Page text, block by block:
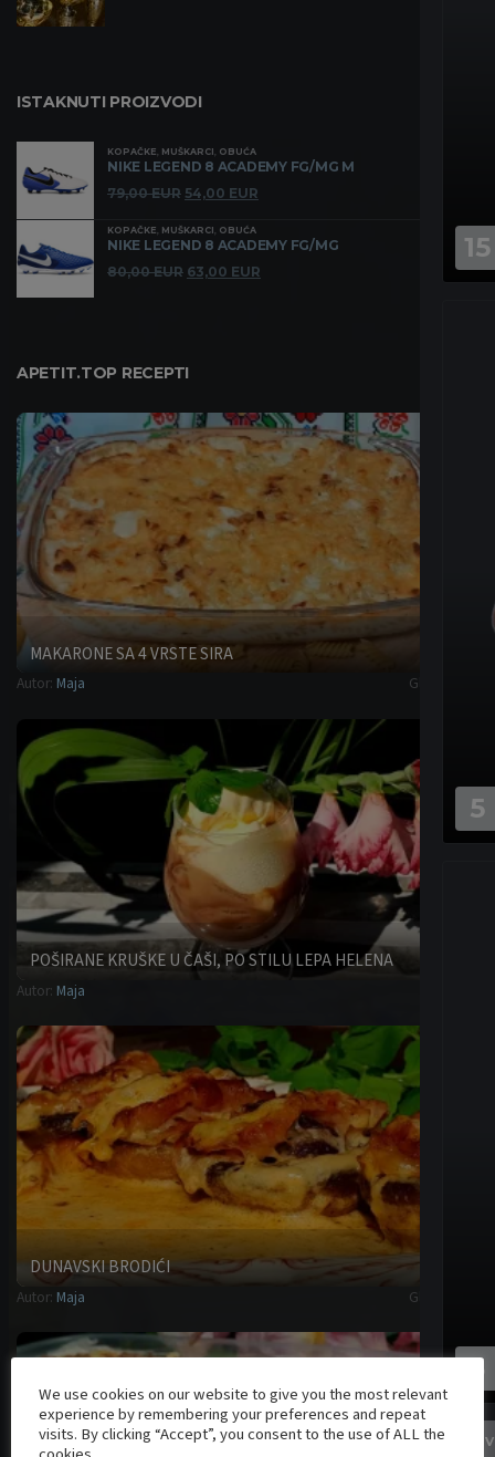
15
5
3
ISTAKNUTI PROIZVODI
KOPAČKE, MUŠKARCI, OBUĆA
NIKE LEGEND 8 ACADEMY FG/MG M
79,00EUR Originalna
je
bila:
54,00 EUR
je:
54,00 EUR.
KOPAČKE, MUŠKARCI, OBUĆA
NIKE LEGEND 8 ACADEMY FG/MG
80,00EUR Originalna
80,00 EUR.
63,00 EUR
APETIT.TOP RECEPTI
MAKARONE SA 4 VRSTE SIRA
Autor: Maja Glavna jela
POŠIRANE KRUŠKE U ČAŠI, PO STILU LEPA HELENA
Autor: Maja
DUNAVSKI BRODIĆI
Autor: Maja Glavna jela
We use cookies on our website to give you the most relevant
experience by remembering your preferences and repeat
visits. By clicking “Accept”, you consent to the use of ALL the